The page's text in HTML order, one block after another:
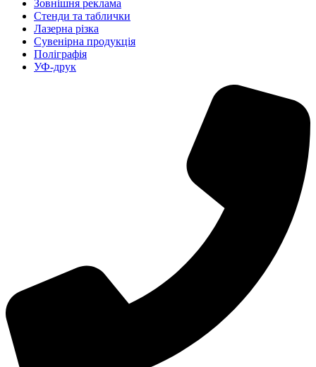
Зовнішня реклама
Стенди та таблички
Лазерна різка
Сувенірна продукція
Поліграфія
УФ-друк